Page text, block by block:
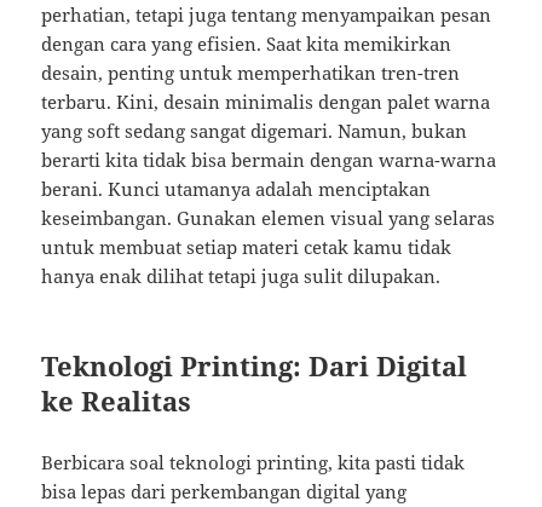
perhatian, tetapi juga tentang menyampaikan pesan
dengan cara yang efisien. Saat kita memikirkan
desain, penting untuk memperhatikan tren-tren
terbaru. Kini, desain minimalis dengan palet warna
yang soft sedang sangat digemari. Namun, bukan
berarti kita tidak bisa bermain dengan warna-warna
berani. Kunci utamanya adalah menciptakan
keseimbangan. Gunakan elemen visual yang selaras
untuk membuat setiap materi cetak kamu tidak
hanya enak dilihat tetapi juga sulit dilupakan.
Teknologi Printing: Dari Digital
ke Realitas
Berbicara soal teknologi printing, kita pasti tidak
bisa lepas dari perkembangan digital yang